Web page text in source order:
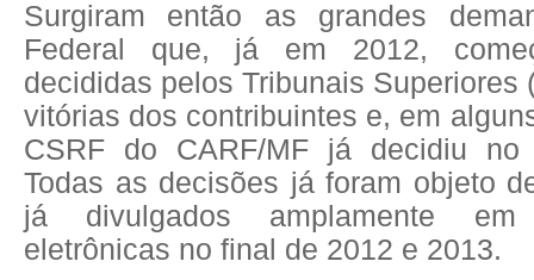
Surgiram então as grandes
Federal que, já em 2012,
decididas pelos Tribunais Superiores
vitórias dos contribuintes e, em
CSRF do CARF/MF já decidiu no
Todas as decisões já foram objeto
já divulgados amplamente
eletrônicas no final de 2012 e 2013.